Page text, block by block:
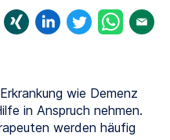
wie Demenz
in Anspruch nehmen.
werden häufig